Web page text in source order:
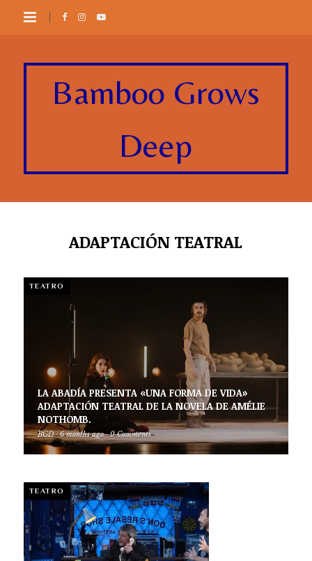
Bamboo Grows
Deep
ADAPTACIÓN TEATRAL
TEATRO
LA ABADÍA PRESENTA «UNA FORMA DE VIDA»
ADAPTACIÓN TEATRAL DE LA NOVELA DE AMÉLIE
NOTHOMB.
BGD · 6 months ago · 0 Comments
TEATRO